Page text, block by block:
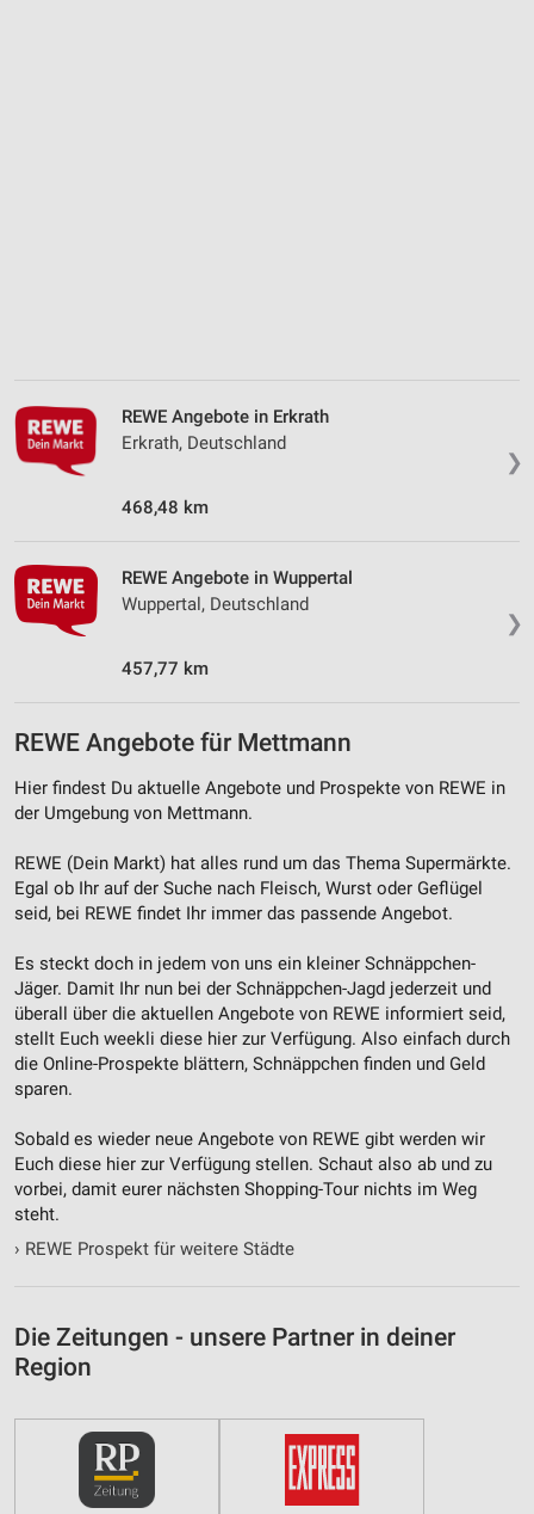
❯
REWE Angebote in Erkrath
Erkrath, Deutschland
468,48 km
❯
REWE Angebote in Wuppertal
Wuppertal, Deutschland
457,77 km
REWE Angebote für Mettmann
Hier findest Du aktuelle Angebote und Prospekte von REWE in
der Umgebung von Mettmann.
REWE (Dein Markt) hat alles rund um das Thema Supermärkte.
Egal ob Ihr auf der Suche nach Fleisch, Wurst oder Geflügel
seid, bei REWE findet Ihr immer das passende Angebot.
Es steckt doch in jedem von uns ein kleiner Schnäppchen-
Jäger. Damit Ihr nun bei der Schnäppchen-Jagd jederzeit und
überall über die aktuellen Angebote von REWE informiert seid,
stellt Euch weekli diese hier zur Verfügung. Also einfach durch
die Online-Prospekte blättern, Schnäppchen finden und Geld
sparen.
Sobald es wieder neue Angebote von REWE gibt werden wir
Euch diese hier zur Verfügung stellen. Schaut also ab und zu
vorbei, damit eurer nächsten Shopping-Tour nichts im Weg
steht.
› REWE Prospekt für weitere Städte
Die Zeitungen - unsere Partner in deiner
Region